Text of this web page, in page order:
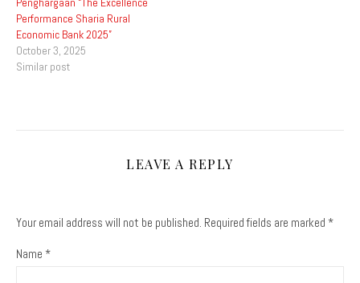
Performance Sharia Rural
Economic Bank 2025”
October 3, 2025
Similar post
LEAVE A REPLY
Your email address will not be published. Required fields are marked *
Name *